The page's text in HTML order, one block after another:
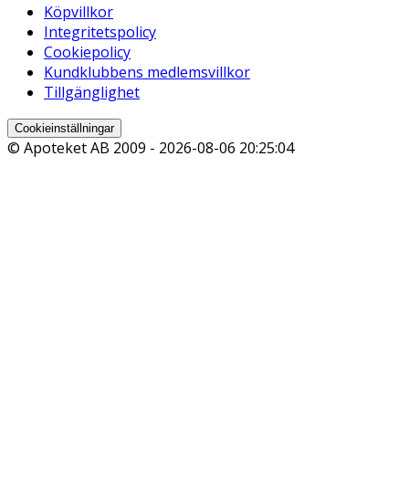
Köpvillkor
Integritetspolicy
Cookiepolicy
Kundklubbens medlemsvillkor
Tillgänglighet
Cookieinställningar
© Apoteket AB 2009 - 2026-08-06 20:25:04